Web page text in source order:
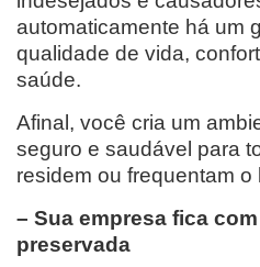
automaticamente há um
qualidade de vida,
saúde.
Afinal, você cria um
seguro e saudável para
residem ou frequentam o
– Sua empresa fica
preservada